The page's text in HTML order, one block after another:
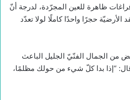
ظاهرة للعين المجرّدة، لدرجة أنّ
حجرًا واحدًا كاملًا لولا تعدّد
من الجمال الفنّيّ الجليل الباعث
“إذا بدا كلّ شيء من حولك مظلمًا،